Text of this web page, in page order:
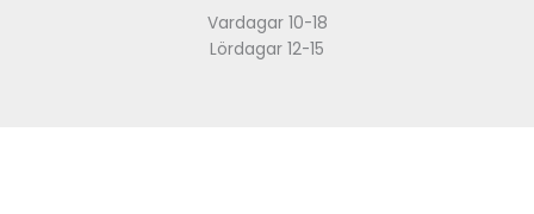
Vardagar 10-18
Lördagar 12-15